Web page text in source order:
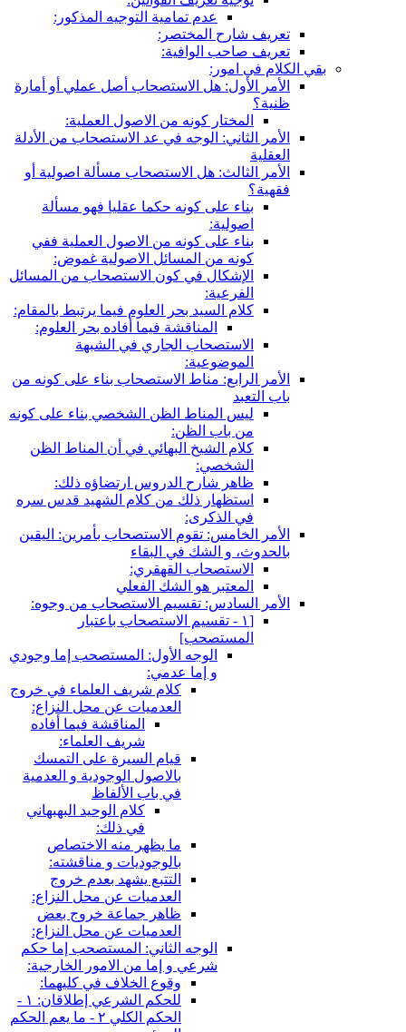
عدم تمامية التوجيه المذكور:
تعريف شارح المختصر:
تعريف صاحب الوافية:
بقي الكلام في امور:
الأمر الأول: هل الاستصحاب أصل عملي أو أمارة
ظنية؟
المختار كونه من الاصول العملية:
الأمر الثاني: الوجه في عد الاستصحاب من الأدلة
العقلية
الأمر الثالث: هل الاستصحاب مسألة اصولية أو
فقهية؟
بناء على كونه حكما عقليا فهو مسألة
اصولية:
بناء على كونه من الاصول العملية ففي
كونه من المسائل الاصولية غموض:
الإشكال في كون الاستصحاب من المسائل
الفرعية:
كلام السيد بحر العلوم فيما يرتبط بالمقام:
المناقشة فيما أفاده بحر العلوم:
الاستصحاب الجاري في الشبهة
الموضوعية:
الأمر الرابع: مناط الاستصحاب بناء على كونه من
باب التعبد
ليس المناط الظن الشخصي بناء على كونه
من باب الظن:
كلام الشيخ البهائي في أن المناط الظن
الشخصي:
ظاهر شارح الدروس ارتضاؤه ذلك:
استظهار ذلك من كلام الشهيد قدس سره
في الذكرى:
الأمر الخامس: تقوم الاستصحاب بأمرين: اليقين
بالحدوث، و الشك في البقاء
الاستصحاب القهقري:
المعتبر هو الشك الفعلي
الأمر السادس: تقسيم الاستصحاب من وجوه:
[١ - تقسيم الاستصحاب باعتبار
المستصحب‏]
الوجه الأول: المستصحب إما وجودي
و إما عدمي:
كلام شريف العلماء في خروج
العدميات عن محل النزاع:
المناقشة فيما أفاده
شريف العلماء:
قيام السيرة على التمسك
بالاصول الوجودية و العدمية
في باب الألفاظ
كلام الوحيد البهبهاني
في ذلك:
ما يظهر منه الاختصاص
بالوجوديات و مناقشته:
التتبع يشهد بعدم خروج
العدميات عن محل النزاع:
ظاهر جماعة خروج بعض
العدميات عن محل النزاع:
الوجه الثاني: المستصحب إما حكم
شرعي و إما من الامور الخارجية:
وقوع الخلاف في كليهما:
للحكم الشرعي إطلاقان: ١ -
الحكم الكلي ٢ - ما يعم الحكم